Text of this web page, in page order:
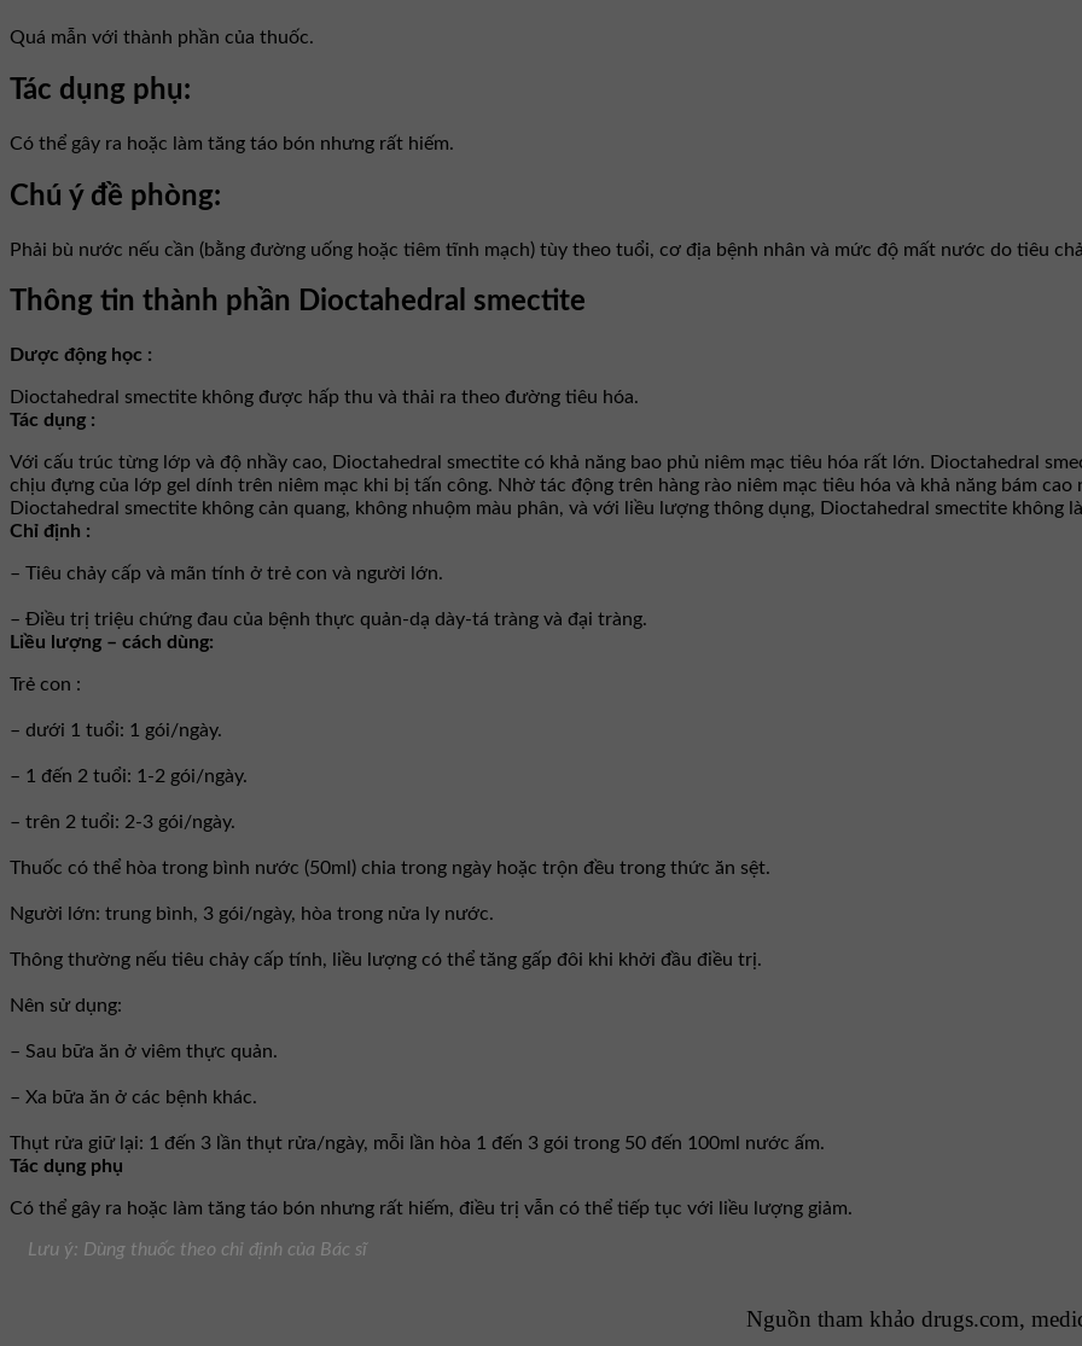
Quá mẫn với thành phần của thuốc.
Tác dụng phụ:
Có thể gây ra hoặc làm tăng táo bón nhưng rất hiếm.
Chú ý đề phòng:
Phải bù nước nếu cần (bằng đường uống hoặc tiêm tĩnh mạch) tùy theo tuổi, cơ địa bệnh nhân và mức độ mất nước do tiêu
Thông tin thành phần Dioctahedral smectite
Dược động học :
Dioctahedral smectite không được hấp thu và thải ra theo đường tiêu hóa.
Tác dụng :
Với cấu trúc từng lớp và độ nhầy cao, Dioctahedral smectite có khả năng bao phủ niêm mạc tiêu hóa rất lớn. Dioctahedral
chịu đựng của lớp gel dính trên niêm mạc khi bị tấn công. Nhờ tác động trên hàng rào niêm mạc tiêu hóa và khả năng bám
Dioctahedral smectite không cản quang, không nhuộm màu phân, và với liều lượng thông dụng, Dioctahedral smectite không
Chỉ định :
– Tiêu chảy cấp và mãn tính ở trẻ con và người lớn.
– Ðiều trị triệu chứng đau của bệnh thực quản-dạ dày-tá tràng và đại tràng.
Liều lượng – cách dùng:
Trẻ con :
– dưới 1 tuổi: 1 gói/ngày.
– 1 đến 2 tuổi: 1-2 gói/ngày.
– trên 2 tuổi: 2-3 gói/ngày.
Thuốc có thể hòa trong bình nước (50ml) chia trong ngày hoặc trộn đều trong thức ăn sệt.
Người lớn: trung bình, 3 gói/ngày, hòa trong nửa ly nước.
Thông thường nếu tiêu chảy cấp tính, liều lượng có thể tăng gấp đôi khi khởi đầu điều trị.
Nên sử dụng:
– Sau bữa ăn ở viêm thực quản.
– Xa bữa ăn ở các bệnh khác.
Thụt rửa giữ lại: 1 đến 3 lần thụt rửa/ngày, mỗi lần hòa 1 đến 3 gói trong 50 đến 100ml nước ấm.
Tác dụng phụ
Có thể gây ra hoặc làm tăng táo bón nhưng rất hiếm, điều trị vẫn có thể tiếp tục với liều lượng giảm.
Lưu ý: Dùng thuốc theo chỉ định của Bác sĩ
Nguồn tham khảo drugs.com,